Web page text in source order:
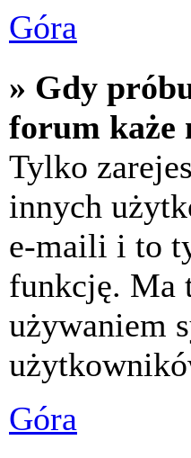
Góra
» Gdy
forum każe
Tylko
innych
e-maili i to
funkcję. Ma
używaniem
Góra